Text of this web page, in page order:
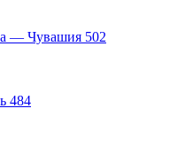
— Чувашия 502
484